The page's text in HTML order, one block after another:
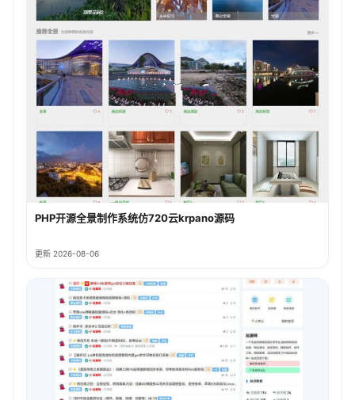
PHP开源全景制作系统仿720云krpano源码
更新 2026-08-06